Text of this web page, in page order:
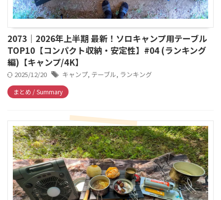
2073｜2026年上半期 最新！ソロキャンプ用テーブル
TOP10【コンパクト収納・安定性】#04 (ランキング
編)【キャンプ/4K】
2025/12/20 キャンプ, テーブル, ランキング
まとめ / Summary